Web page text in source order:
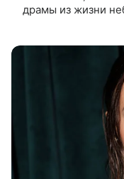
драмы из жизни